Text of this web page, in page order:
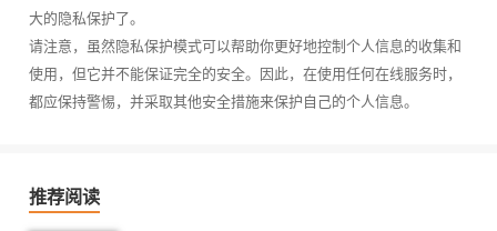
大的隐私保护了。
请注意，虽然隐私保护模式可以帮助你更好地控制个人信息的收集和
使用，但它并不能保证完全的安全。因此，在使用任何在线服务时，
都应保持警惕，并采取其他安全措施来保护自己的个人信息。
推荐阅读